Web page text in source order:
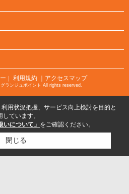
利用規約 ｜アクセスマップ
ランジュポイント All rights reserved.
用状況把握、サービス向上検討を目的と
ています。
いについて」 をご確認ください。
閉じる